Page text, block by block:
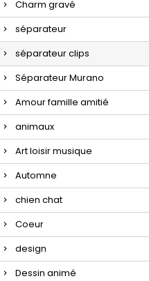
Charm gravé
séparateur
séparateur clips
Séparateur Murano
Amour famille amitié
animaux
Art loisir musique
Automne
chien chat
Coeur
design
Dessin animé